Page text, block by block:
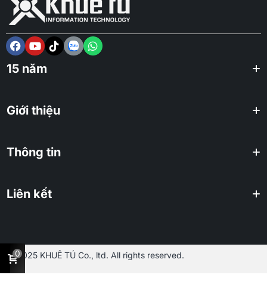
15 năm
Giới thiệu
Thông tin
Liên kết
2025 KHUÊ TÚ Co., ltd. All rights reserved.
0